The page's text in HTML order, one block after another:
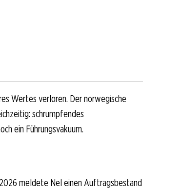
Wertes verloren. Der norwegische
schrumpfendes
ein Führungsvakuum.
meldete Nel einen Auftragsbestand